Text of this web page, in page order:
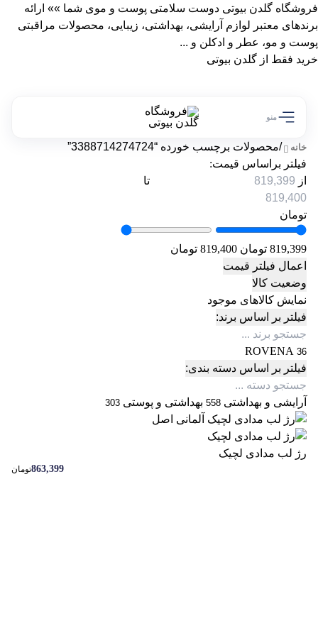
فروشگاه گلدن بیوتی دوست سلامتی پوست و موی شما »» ارائه
برندهای معتبر لوازم آرایشی، بهداشتی، زیبایی، محصولات مراقبتی
پوست و مو، عطر و ادکلن و ...
خرید فقط از گلدن بیوتی
منو
خانه /محصولات برچسب خورده “3388714274724”
فیلتر براساس قیمت:
از
تا
تومان
819,399 تومان
819,400 تومان
اعمال فیلتر قیمت
وضعیت کالا
نمایش کالاهای موجود
فیلتر بر اساس برند:
ROVENA 36
فیلتر بر اساس دسته بندی:
آرایشی و بهداشتی 558 بهداشتی و پوستی 303
رژ لب مدادی لچیک
863,399تومان